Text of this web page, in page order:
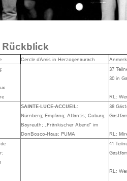
Rückblick
Cercle d’Amis in Herzogenaurach
37
30 in
RL:
SAINTE-LUCE-ACCUEIL:
Nürnberg; Empfang; Atlantis; Coburg;
Bayreuth; „Fränkischer Abend“ im
DonBosco-Haus; PUMA
38
RL:
41
RL: